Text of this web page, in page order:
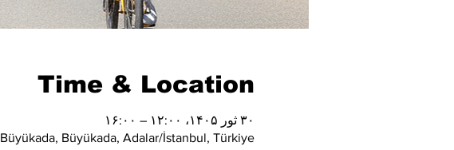
Time & Location
۳۰ ثور ۱۴۰۵، ۱۲:۰۰ – ۱۶:۰۰
Büyükada, Büyükada, Adalar/İstanbul, Türkiye